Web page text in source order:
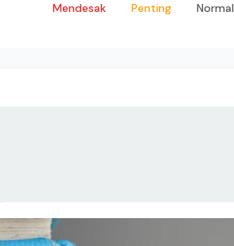
Mendesak Penting Normal